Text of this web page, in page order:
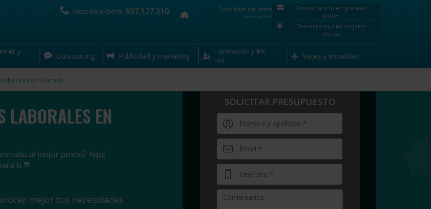
Atención al cliente 937.127.310
Suscríbete a nuestra
newsletter
Promociona tu empresa en
Doiser
Descubre aquí las mejores
ofertas
y
Outsourcing Publicidad y marketing
Formación y RR.
HH.
Viajes y movilidad
laborales en Granada
SOLICITAR PRESUPUESTO
LABORALES EN
al mejor precio? Aquí
ti.
mejor tus necesidades